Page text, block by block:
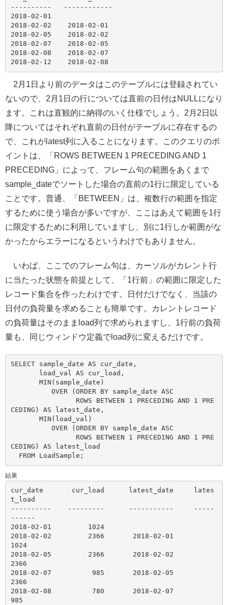
----------   ------------
2018-02-01
2018-02-02    2018-02-01
2018-02-05    2018-02-02
2018-02-07    2018-02-05
2018-02-08    2018-02-07
2月1日より前のデータはこのテーブルには登録されてい
ないので、2月1日の行については直前の日付はNULLになり
ます。これは直観的に納得のいく仕様でしょう。2月2日以
降についてはそれぞれ直前の日付がテーブルに存在するの
で、これがlatest列に入ることになります。このクエリのポ
イントは、「ROWS BETWEEN 1 PRECEDING AND 1
PRECEDING」によって、フレーム句の範囲をあくまで
sample_dateでソートした場合の直前の1行に限定している
ことです。普通、「BETWEEN」は、複数行の範囲を指定
するために使う場合が多いですが、ここはあえて範囲を1行
に限定するために利用していますし、別に1行しか範囲がな
かったからエラーになるというわけでもありません。
いわば、ここでのフレーム句は、カーソルがカレント行
に当たった状態を前提として、「1行前」の範囲に限定した
レコード集合を作ったわけです。日付だけでなく、当該の
日付の負荷量を求めることも簡単です。カレントレコード
の負荷量はそのままload列で求められますし、1行前の負荷
量も、同じウィンドウ定義でload列に変えるだけです。
SELECT sample_date AS cur_date,
CEDING) AS latest_date,
CEDING) AS latest_load
結果
cur_date       cur_load      latest_date     lates
t_load
----------    ---------      -----------     -----
------
2018-02-01         1024
2018-02-02         2366       2018-02-01
1024
2018-02-05         2366       2018-02-02
2366
2018-02-07          985       2018-02-05
2366
2018-02-08          780       2018-02-07
985